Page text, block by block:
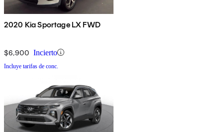
2020 Kia Sportage LX FWD
$6,900 Incierto
Incluye tarifas de conc.